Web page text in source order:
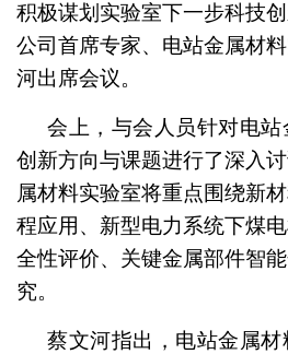
积极谋划实验室下一步科技
公司首席专家、电站金属材
河出席会议。
会上，与会人员针对电
创新方向与课题进行了深入
属材料实验室将重点围绕新
程应用、新型电力系统下煤
全性评价、关键金属部件智
究。
蔡文河指出，电站金属